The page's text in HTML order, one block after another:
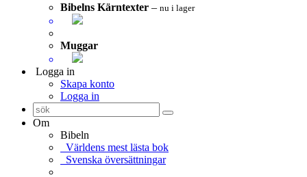
Bibelns Kärntexter – nu i lager
Muggar
Logga in
Skapa konto
Logga in
Om
Bibeln
Världens mest lästa bok
Svenska översättningar